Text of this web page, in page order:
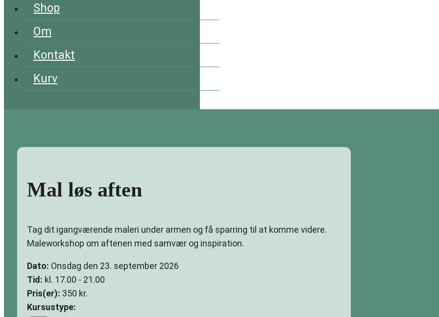
Shop
Om
Kontakt
Kurv
Mal løs aften
Tag dit igangværende maleri under armen og få sparring til at komme videre.
Maleworkshop om aftenen med samvær og inspiration.
Dato: Onsdag den 23. september 2026
Tid: kl. 17.00 - 21.00
Pris(er): 350 kr.
Kursustype: